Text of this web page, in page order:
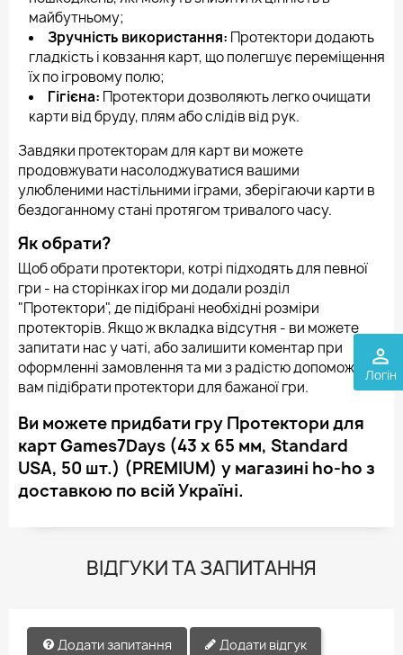
perm_identity
Логін
майбутньому;
Зручність використання: Протектори додають
гладкість і ковзання карт, що полегшує переміщення
їх по ігровому полю;
Гігієна: Протектори дозволяють легко очищати
карти від бруду, плям або слідів від рук.
Завдяки протекторам для карт ви можете
продовжувати насолоджуватися вашими
улюбленими настільними іграми, зберігаючи карти в
бездоганному стані протягом тривалого часу.
Як обрати?
Щоб обрати протектори, котрі підходять для певної
гри - на сторінках ігор ми додали розділ
"Протектори", де підібрані необхідні розміри
протекторів. Якщо ж вкладка відсутня - ви можете
запитати нас у чаті, або залишити коментар при
оформленні замовлення та ми з радістю допоможемо
вам підібрати протектори для бажаної гри.
Ви можете придбати гру Протектори для
карт Games7Days (43 х 65 мм, Standard
USA, 50 шт.) (PREMIUM) у магазині ho-ho з
доставкою по всій Україні.
ВІДГУКИ ТА ЗАПИТАННЯ
Додати запитання Додати відгук